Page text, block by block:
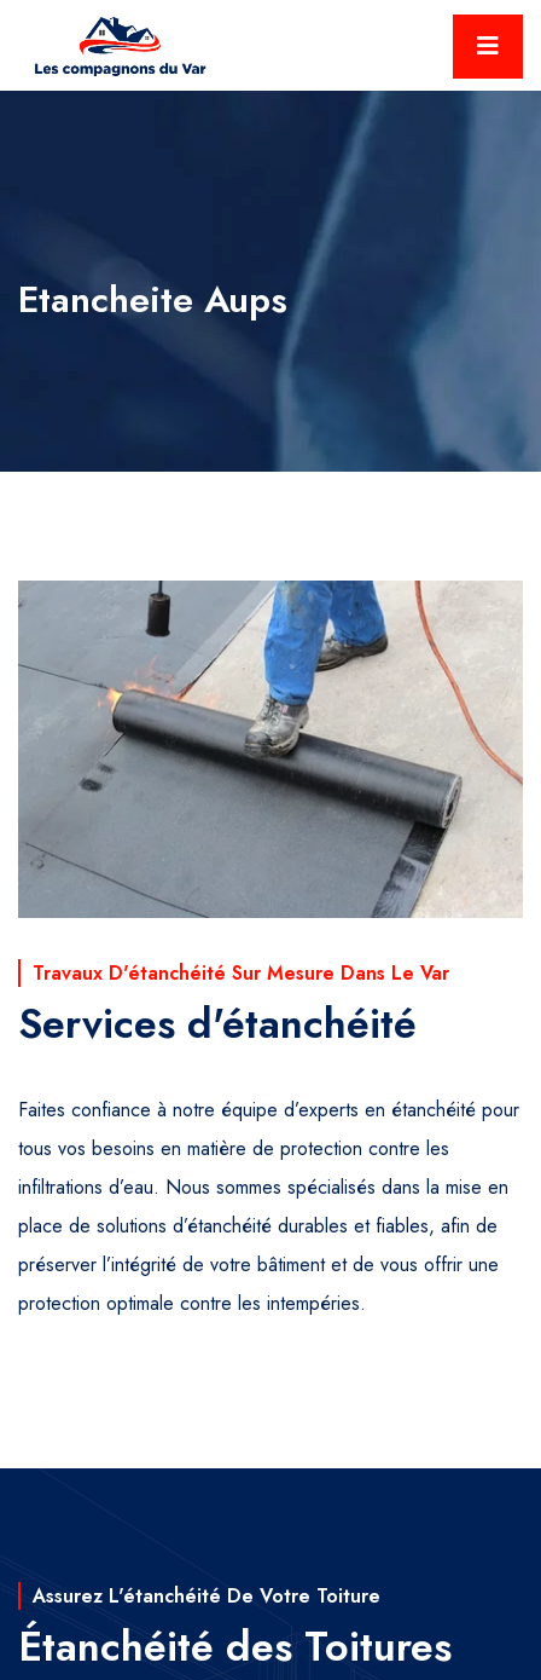
Etancheite Aups
Travaux D'étanchéité Sur Mesure Dans Le Var
Services d'étanchéité
Faites confiance à notre équipe d’experts en étanchéité pour
tous vos besoins en matière de protection contre les
infiltrations d’eau. Nous sommes spécialisés dans la mise en
place de solutions d’étanchéité durables et fiables, afin de
préserver l’intégrité de votre bâtiment et de vous offrir une
protection optimale contre les intempéries.
Assurez L'étanchéité De Votre Toiture
Étanchéité des Toitures